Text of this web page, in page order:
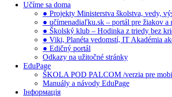
Učíme sa doma
● Projekty Ministerstva školstva, vedy,
● učímenadiaľku.sk – portál pre žiakov
● Školský klub – Hodinka z triedy bez
● Viki, Planéta vedomstí, IT Akadémia
● Edičný portál
Odkazy na užitočné stránky
EduPage
ŠKOLA POD PALCOM /verzia pre
Manuály a návody EduPage
Інформація